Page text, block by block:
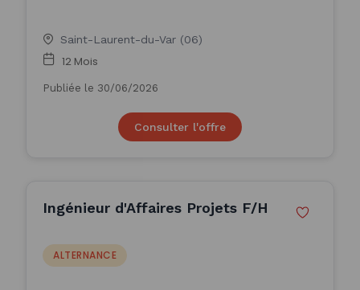
Saint-Laurent-du-Var (06)
12 Mois
Publiée le 30/06/2026
Consulter l'offre
Ingénieur d'Affaires Projets F/H
ALTERNANCE